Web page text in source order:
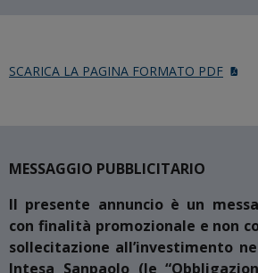
SCARICA LA PAGINA FORMATO PDF
MESSAGGIO PUBBLICITARIO
Il presente annuncio è un
con finalità promozionale e non
sollecitazione all’investimento
Intesa Sanpaolo (le